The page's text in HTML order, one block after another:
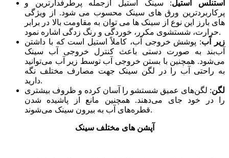
استنلس استیل: سینک استیل ازجمله پرطرفدارترین و
پرکاربردترین ورق های سینک محسوب می شود. از ویژگی
های بارز این نوع از سینک ها می توان به مقاومت بالا در برابر
حرارت، شستشوی مکرر، خوردگی و رنگ زدگی اشاره نمود.
زیر آب: پوشش خروجی آب، کاملاً استیل است که با داشتن
آب‌بند به صورت دستی باعث کنترل خروجی آب سینک
می‌شود. همچنین با بستن خروجی آب توسط زیر آب می‌توانید
به راحتی آب را در لگن سینک جهت مصارف مختلف نگه
‌دارید.
لگن: لگن‌های عمیق شستشو را آسان کرده و ظروف بیشتری
را در خود جای می‌دهند. همچنین مانع از پاشیده شدن
قطره‌های آب به بیرون سینک می‌شوند.
آپشن های مختلف سینک